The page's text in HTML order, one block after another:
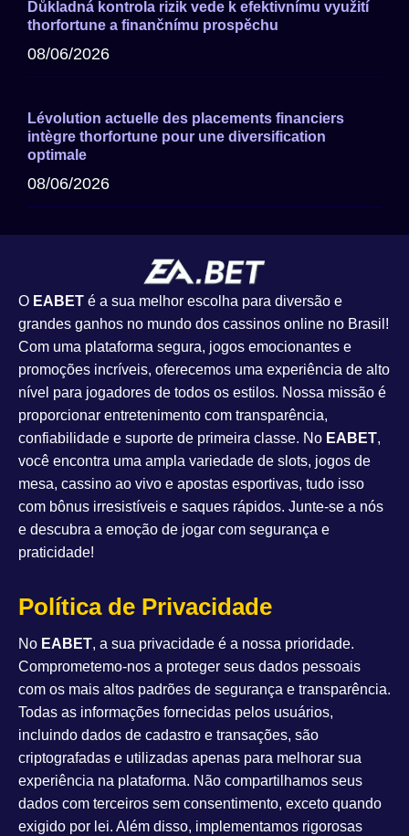
Důkladná kontrola rizik vede k efektivnímu využití
thorfortune a finančnímu prospěchu
08/06/2026
Lévolution actuelle des placements financiers
intègre thorfortune pour une diversification
optimale
08/06/2026
O EABET é a sua melhor escolha para diversão e
grandes ganhos no mundo dos cassinos online no Brasil!
Com uma plataforma segura, jogos emocionantes e
promoções incríveis, oferecemos uma experiência de alto
nível para jogadores de todos os estilos. Nossa missão é
proporcionar entretenimento com transparência,
confiabilidade e suporte de primeira classe. No EABET,
você encontra uma ampla variedade de slots, jogos de
mesa, cassino ao vivo e apostas esportivas, tudo isso
com bônus irresistíveis e saques rápidos. Junte-se a nós
e descubra a emoção de jogar com segurança e
praticidade!
Política de Privacidade
No EABET, a sua privacidade é a nossa prioridade.
Comprometemo-nos a proteger seus dados pessoais
com os mais altos padrões de segurança e transparência.
Todas as informações fornecidas pelos usuários,
incluindo dados de cadastro e transações, são
criptografadas e utilizadas apenas para melhorar sua
experiência na plataforma. Não compartilhamos seus
dados com terceiros sem consentimento, exceto quando
exigido por lei. Além disso, implementamos rigorosas